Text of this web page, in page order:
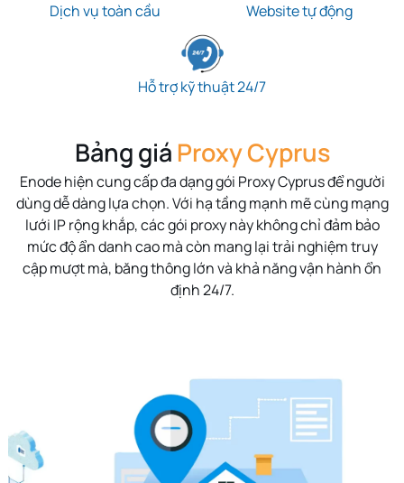
Dịch vụ toàn cầu Website tự động
Hỗ trợ kỹ thuật 24/7
Bảng giá Proxy Cyprus
Enode hiện cung cấp đa dạng gói Proxy Cyprus để người
dùng dễ dàng lựa chọn. Với hạ tầng mạnh mẽ cùng mạng
lưới IP rộng khắp, các gói proxy này không chỉ đảm bảo
mức độ ẩn danh cao mà còn mang lại trải nghiệm truy
cập mượt mà, băng thông lớn và khả năng vận hành ổn
định 24/7.